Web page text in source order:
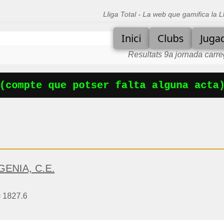
Lliga Total - La web que gamifica la
Inici Clubs
Resultats 9a jornada
que potser falta alguna acta)
C.E.
1827.6